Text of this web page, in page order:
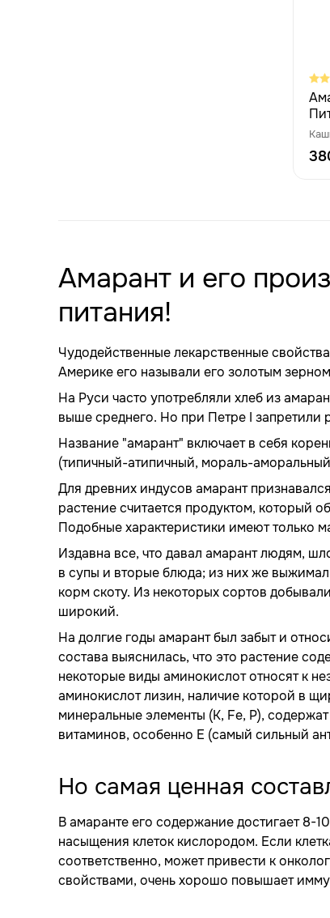
Амарант и его
питания!
Чудодейственные лекарственные
Америке его называли его золотым
На Руси часто употребляли хлеб из
выше среднего. Но при Петре I запретили
Название "амарант" включает в себя
(типичный-атипичный, мораль-
Для древних индусов амарант
растение считается продуктом, который
Подобные характеристики имеют только
Издавна все, что давал амарант людям,
в супы и вторые блюда; из них же
корм скоту. Из некоторых сортов
широкий.
На долгие годы амарант был забыт и
состава выяснилась, что это растение
некоторые виды аминокислот относят к
аминокислот лизин, наличие которой в
минеральные элементы (K, Fe, P),
витаминов, особенно Е (самый сильный
Но самая ценная
В амаранте его содержание достигает 8-
насыщения клеток кислородом. Если
соответственно, может привести к
свойствами, очень хорошо повышает